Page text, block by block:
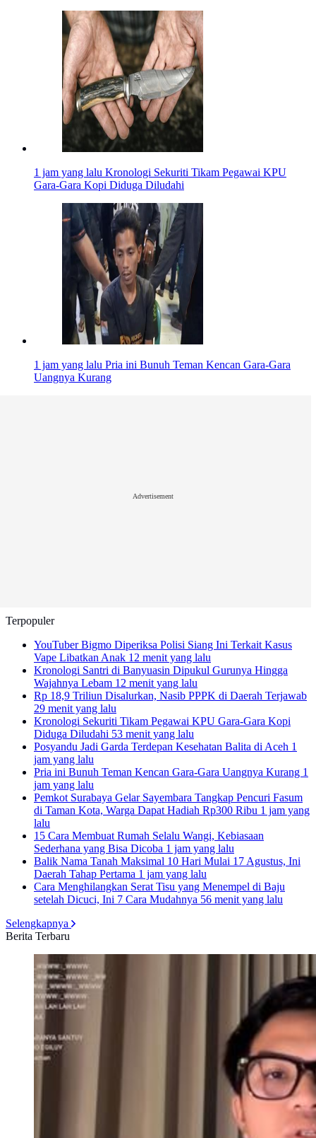
1 jam yang lalu Kronologi Sekuriti Tikam Pegawai KPU
Gara-Gara Kopi Diduga Diludahi
1 jam yang lalu Pria ini Bunuh Teman Kencan Gara-Gara
Uangnya Kurang
Advertisement
Terpopuler
YouTuber Bigmo Diperiksa Polisi Siang Ini Terkait Kasus
Vape Libatkan Anak 12 menit yang lalu
Kronologi Santri di Banyuasin Dipukul Gurunya Hingga
Wajahnya Lebam 12 menit yang lalu
Rp 18,9 Triliun Disalurkan, Nasib PPPK di Daerah Terjawab
29 menit yang lalu
Kronologi Sekuriti Tikam Pegawai KPU Gara-Gara Kopi
Diduga Diludahi 53 menit yang lalu
Posyandu Jadi Garda Terdepan Kesehatan Balita di Aceh 1
jam yang lalu
Pria ini Bunuh Teman Kencan Gara-Gara Uangnya Kurang 1
jam yang lalu
Pemkot Surabaya Gelar Sayembara Tangkap Pencuri Fasum
di Taman Kota, Warga Dapat Hadiah Rp300 Ribu 1 jam yang
lalu
15 Cara Membuat Rumah Selalu Wangi, Kebiasaan
Sederhana yang Bisa Dicoba 1 jam yang lalu
Balik Nama Tanah Maksimal 10 Hari Mulai 17 Agustus, Ini
Daerah Tahap Pertama 1 jam yang lalu
Cara Menghilangkan Serat Tisu yang Menempel di Baju
setelah Dicuci, Ini 7 Cara Mudahnya 56 menit yang lalu
Selengkapnya
Berita Terbaru